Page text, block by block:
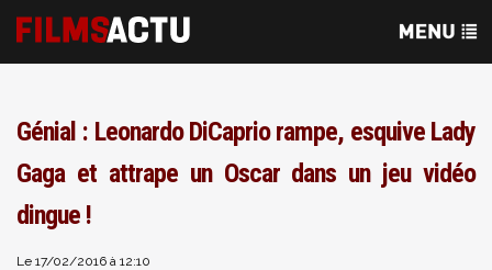
Génial : Leonardo DiCaprio rampe, esquive Lady
Gaga et attrape un Oscar dans un jeu vidéo
dingue !
Le 17/02/2016 à 12:10